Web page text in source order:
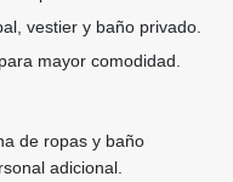
vestier y baño privado.
mayor comodidad.
de ropas y baño
adicional.